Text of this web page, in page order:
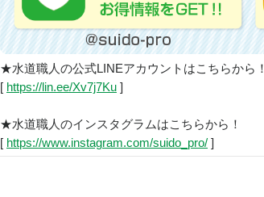
★水道職人の公式LINEアカウントはこちらから！
[ https://lin.ee/Xv7j7Ku ]
★水道職人のインスタグラムはこちらから！
[ https://www.instagram.com/suido_pro/ ]